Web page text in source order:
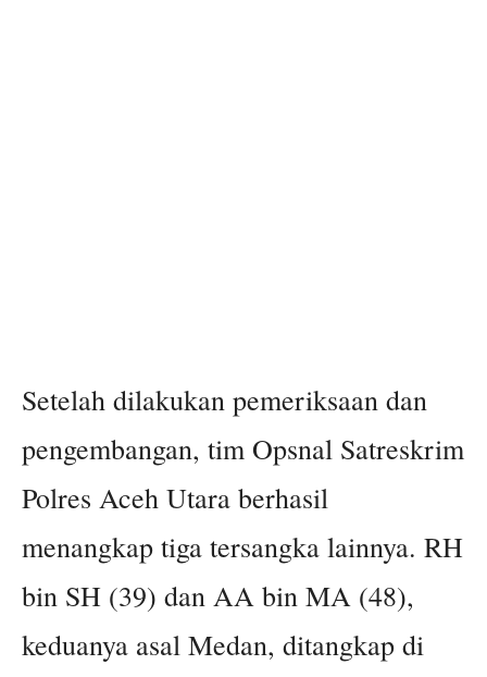
Setelah dilakukan pemeriksaan dan
pengembangan, tim Opsnal Satreskrim
Polres Aceh Utara berhasil
menangkap tiga tersangka lainnya. RH
bin SH (39) dan AA bin MA (48),
keduanya asal Medan, ditangkap di